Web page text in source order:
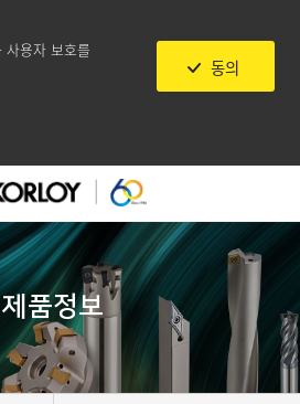
사용자 보호를
동의
제품정보